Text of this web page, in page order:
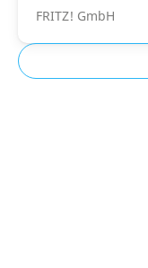
FRITZ! GmbH